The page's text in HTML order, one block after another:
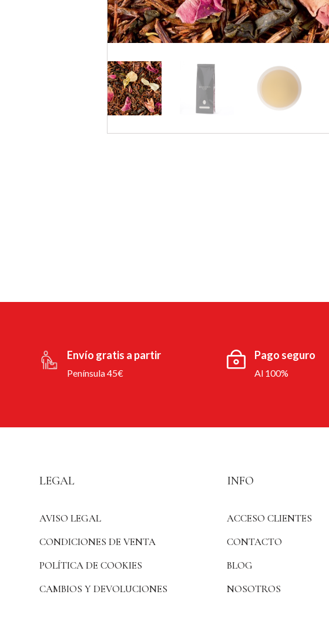
Envío gratis a partir
Península 45€
Pago seguro
Al 100%
LEGAL
AVISO LEGAL
CONDICIONES DE VENTA
POLÍTICA DE COOKIES
CAMBIOS Y DEVOLUCIONES
INFO
ACCESO CLIENTES
CONTACTO
BLOG
NOSOTROS